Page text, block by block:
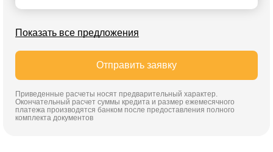
Показать все предложения
Отправить заявку
Приведенные расчеты носят предварительный характер.
Окончательный расчет суммы кредита и размер ежемесячного
платежа производятся банком после предоставления полного
комплекта документов